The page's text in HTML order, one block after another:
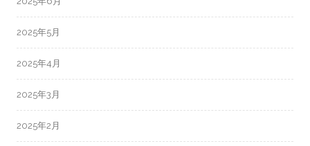
2025年5月
2025年4月
2025年3月
2025年2月